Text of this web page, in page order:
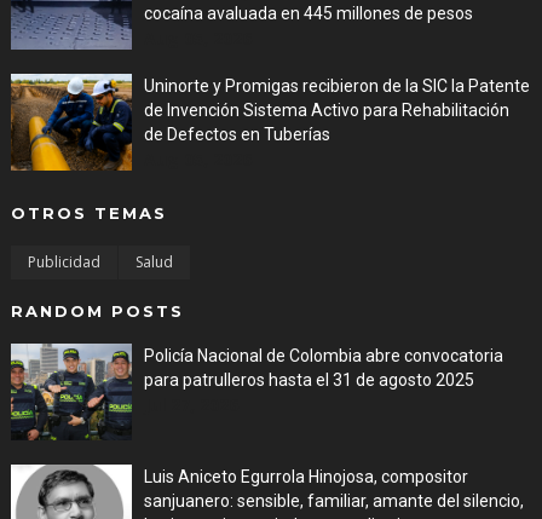
cocaína avaluada en 445 millones de pesos
Uninorte y Promigas recibieron de la SIC la Patente
de Invención Sistema Activo para Rehabilitación
de Defectos en Tuberías
OTROS TEMAS
Publicidad Salud
RANDOM POSTS
Policía Nacional de Colombia abre convocatoria
para patrulleros hasta el 31 de agosto 2025
Luis Aniceto Egurrola Hinojosa, compositor
sanjuanero: sensible, familiar, amante del silencio,